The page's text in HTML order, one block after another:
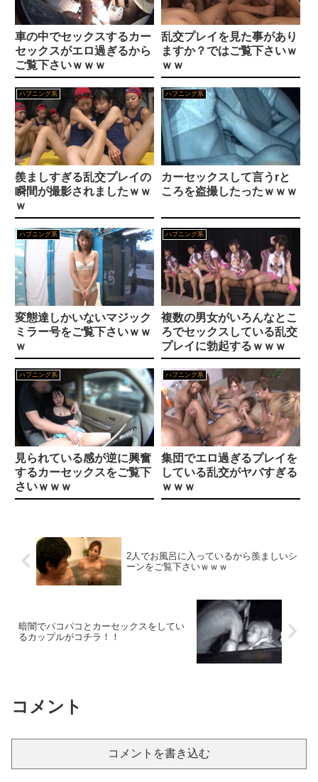
【動画】えちえち巨乳JD2人組、川遊び中にチャラ男にナンパされるｗｗｗｗｗｗｗｗｗｗｗｗｗｗｗｗ
今一番スタイルが良いと言えるグラドルってやっぱりこの子だよな？
フロリダの釣り場で巨大ワニが男性を追いかける恐怖の瞬間！！
＜盗撮＞ ブルマ女子校生限定体育倉庫オナニー 6 『FANZA』
＜素人＞ 承認欲求と性欲満点の裏垢界隈ハメ撮り総集編。声優志望やセフレ...
脅されて従っていただけなのに…催●で快感を教え込まれ、気づけばアイツのチ●ポを求めるカラダに…【スカサハ＆沖田 編】＜Eros100％＞【エロ漫画・同人誌】無料｜d_800900
ナニをしても許される低身長デカパイ男性がいる世界＜兄が猿＞【エロ漫画・同人誌】無料｜d_802725
夏のヤリなおし総集編＋夏の息ヌキ❤制服｜d_736274
おすすめのYOUTUBEチャンネルゆうて毛ｗｗｗｗｗｗｗｗｗｗ
【動画】人気Vtuberさん「机の上が汚いほうが面白い配信ができる」
たまにヘッドライト的な光に埋もれてウィンカーとか判別しにくい車あるじゃん？
【サンリオ パーティランド】Switch向けに10/29発売へ。最大4人で遊べるサンリオの自社パブリッシングゲーム第1弾
スペイン人らしいですがインディアンっぽいおばさんの垂れ乳をご覧下さいｗｗｗ
【穂高ゆうき】鬼イカセ
この美人がお尻を振りまくる姿を見てみたくはないですか？？
【白桃はな】女優BEST（ムーディーズ）
【笠木いちか】めいっこ
【宮河サチ】95cmのバストが弾む・動く。エロマッサージで刺激された体は、つややかに輝き、エロい吐息が発散されます。お盆はこれで決まりですね。
【笹井絢乃】ものすごいクビレを見せる美人ちゃんが、官能の世界を見せてくれます。電マを押し付けられて悶える姿は、グラドルさんなのに大丈夫？と心配になるぐらい。
【2026年最新】マン毛がエロいAV女優おすすめ22選※マン毛画像有り！
【塔野ふうか】くりくりお目々の美人ちゃんが、デビュー作で手マン。アソコをねっとりと指先でほじられ、「んんっ」と甘い声。そして恥じらいのビクン。
【ムチムチで恵体！】腹肉がエロいぽっちゃり巨乳AV女優48選
【水瀬千早】清楚な美人ちゃんが、とめどなく押し寄せる性感に、「いぐっ、いぐっ」と、エロい声を出してしまう過激作。震える声、体、すべてがいやらしい作品です。
【W痴女ニューハーフ】『アレが付いてるってマジかよ！？』婚活イベントでマッチした完璧な美女2人はエロギャルNHだった！
＜ニューハーフ緊縛調教＞『もう尻穴でしかイケないんだろｗ』縛るたびに感度のあがるマゾ体質・過激なアナル調教でメス奴隷化
ぷりんぷりん！デカ尻ヒロインのエロ同人漫画
チ○ポが好き過ぎておしゃぶりが止まらない美少女の同棲生活が最高過ぎる
デカ尻えろシコボディ美女の尻プレス顔面騎乗エロ画像
車の中でセックスするカー
セックスがエロ過ぎるから
ご覧下さいｗｗｗ
乱交プレイを見た事があり
ますか？ではご覧下さいｗ
ｗｗ
ハプニング系
羨ましすぎる乱交プレイの
瞬間が撮影されましたｗｗ
ｗ
ハプニング系
カーセックスして言うrと
ころを盗撮したったｗｗｗ
ハプニング系
変態達しかいないマジック
ミラー号をご覧下さいｗｗ
ｗ
ハプニング系
複数の男女がいろんなとこ
ろでセックスしている乱交
プレイに勃起するｗｗｗ
ハプニング系
見られている感が逆に興奮
するカーセックスをご覧下
さいｗｗｗ
ハプニング系
集団でエロ過ぎるプレイを
している乱交がヤバすぎる
ｗｗｗ
2人でお風呂に入っているから羨ましいシ
ーンをご覧下さいｗｗｗ
暗闇でパコパコとカーセックスをしてい
るカップルがコチラ！！
コメント
コメントを書き込む